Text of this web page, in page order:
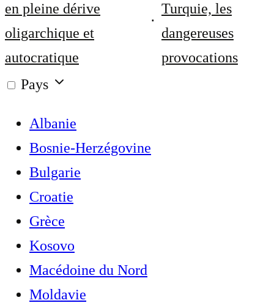
en pleine dérive
oligarchique et
autocratique
Turquie, les
dangereuses
provocations
Pays
Albanie
Bosnie-Herzégovine
Bulgarie
Croatie
Grèce
Kosovo
Macédoine du Nord
Moldavie